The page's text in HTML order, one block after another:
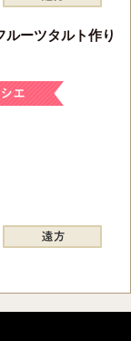
ルーツタルト作り